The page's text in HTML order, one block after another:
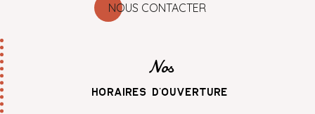
NOUS CONTACTER
Nos
horaires d'ouverture